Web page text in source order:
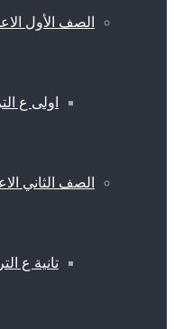
الصف الأول
اولى ع
الصف الثاني
تانية ع